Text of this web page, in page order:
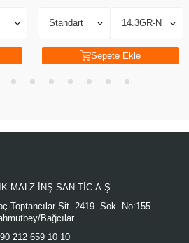
Sepete Ekle
MALZ.İNŞ.SAN.TİC.A.Ş
Toptancılar Sit. 2419. Sok. No:155
Bağcılar
212 659 10 10